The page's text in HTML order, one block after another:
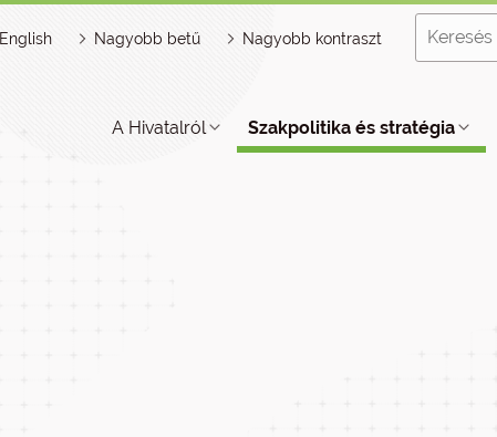
English Nagyobb betű Nagyobb kontraszt
A Hivatalról Szakpolitika és stratégia